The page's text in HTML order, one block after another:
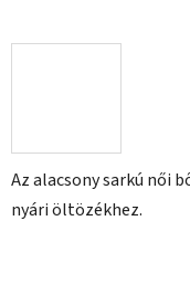
Az alacsony sarkú női
nyári öltözékhez.